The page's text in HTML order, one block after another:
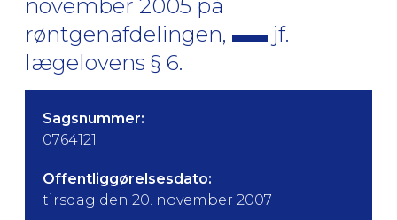
november 2005 på
røntgenafdelingen,
jf.
lægelovens § 6.
Sagsnummer:
0764121
Offentliggørelsesdato:
tirsdag den 20. november 2007